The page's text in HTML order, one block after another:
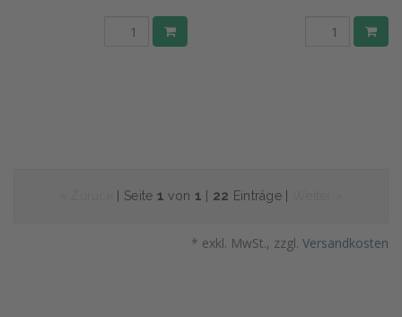
| Seite 1 von 1 22 Einträge |
* exkl. MwSt., zzgl. Versandkosten